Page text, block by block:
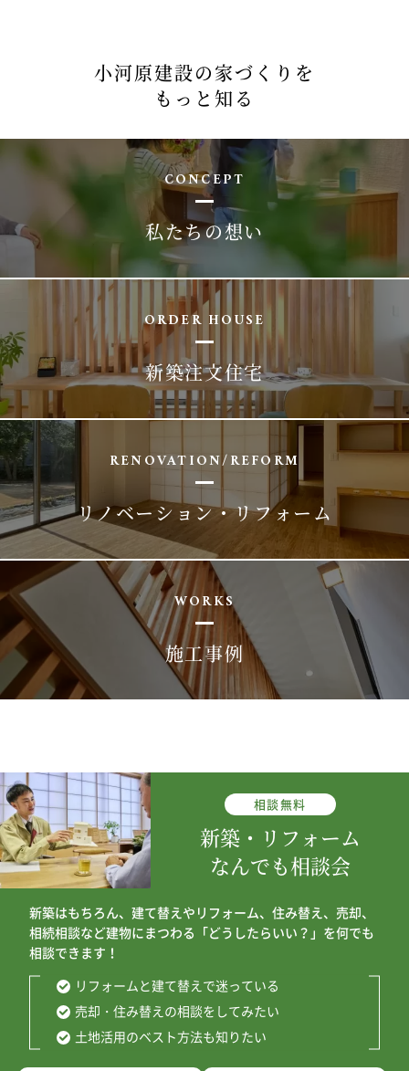
小河原建設の家づくりを
もっと知る
CONCEPT
私たちの想い
ORDER HOUSE
新築注文住宅
RENOVATION/REFORM
リノベーション・リフォーム
WORKS
施工事例
相談無料
新築・リフォーム
なんでも相談会
新築はもちろん、建て替えやリフォーム、住み替え、売却、
相続相談など建物にまつわる「どうしたらいい？」を何でも
相談できます！
リフォームと建て替えで迷っている
売却・住み替えの相談をしてみたい
土地活用のベスト方法も知りたい